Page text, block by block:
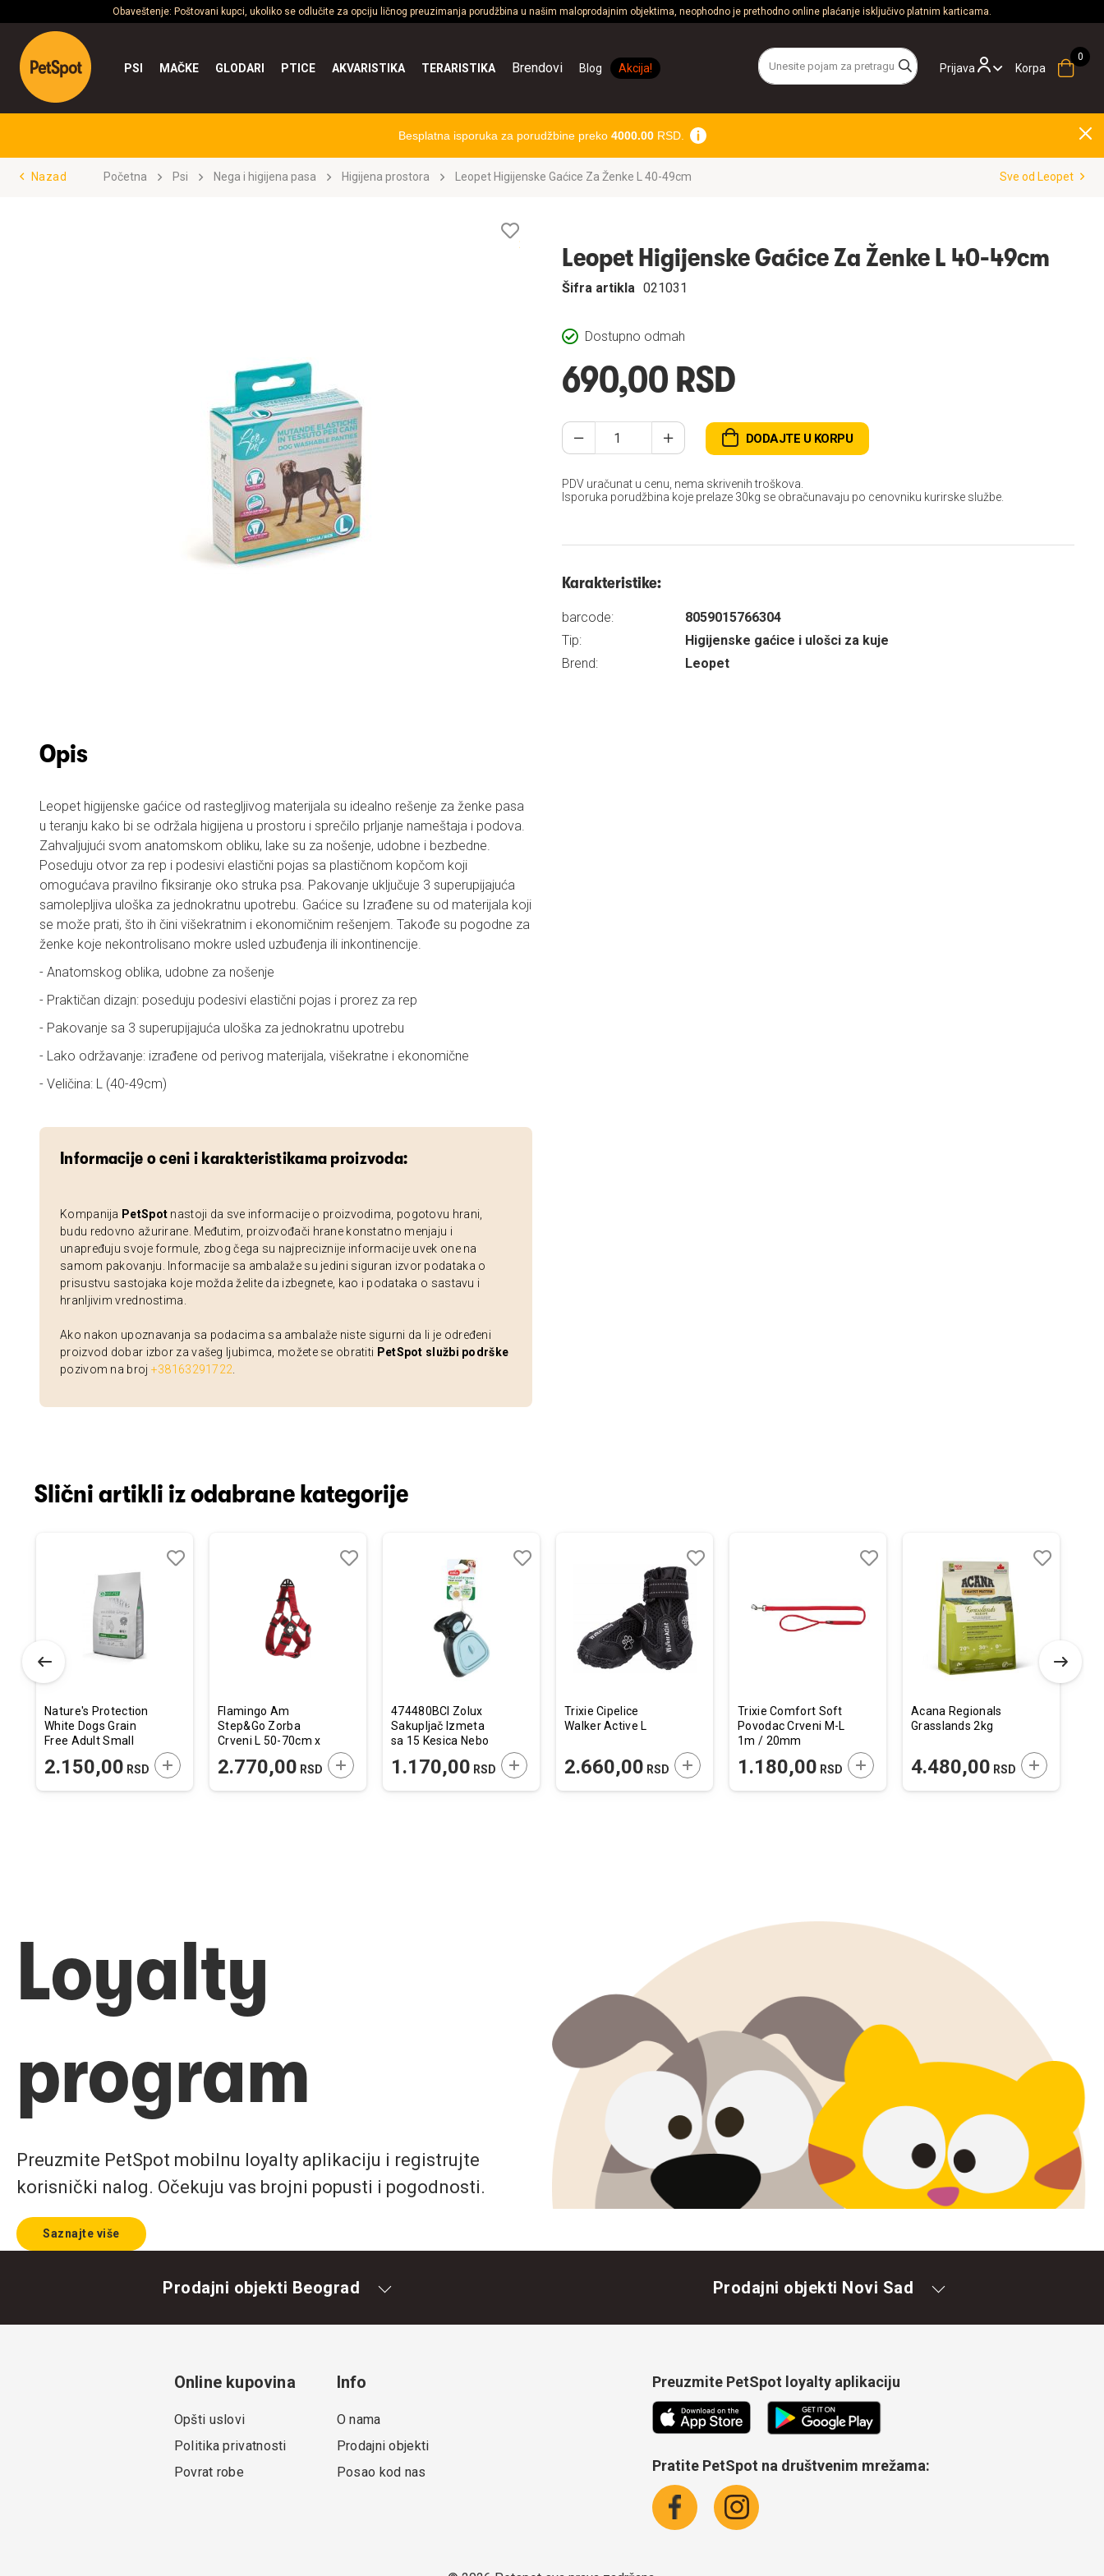
Obaveštenje: Poštovani kupci, ukoliko se odlučite za opciju ličnog preuzimanja porudžbina u našim maloprodajnim objektima, neophodno je prethodno online plaćanje isključivo platnim karticama.
Prijava
PSI MAČKE GLODARI PTICE AKVARISTIKA TERARISTIKA Brendovi Blog Akcija! Korpa
Besplatna isporuka za porudžbine preko 4000.00RSD.
Nazad Početna Psi Nega i higijena pasa Higijena prostora Leopet Higijenske Gaćice Za Ženke L 40-49cm Sve od Leopet
Opis
Leopet higijenske gaćice od rastegljivog materijala su idealno rešenje za ženke pasa
u teranju kako bi se održala higijena u prostoru i sprečilo prljanje nameštaja i podova.
Zahvaljujući svom anatomskom obliku, lake su za nošenje, udobne i bezbedne.
Poseduju otvor za rep i podesivi elastični pojas sa plastičnom kopčom koji
omogućava pravilno fiksiranje oko struka psa. Pakovanje uključuje 3 superupijajuća
samolepljiva uloška za jednokratnu upotrebu. Gaćice su Izrađene su od materijala koji
se može prati, što ih čini višekratnim i ekonomičnim rešenjem. Takođe su pogodne za
ženke koje nekontrolisano mokre usled uzbuđenja ili inkontinencije.
- Anatomskog oblika, udobne za nošenje
- Praktičan dizajn: poseduju podesivi elastični pojas i prorez za rep
- Pakovanje sa 3 superupijajuća uloška za jednokratnu upotrebu
- Lako održavanje: izrađene od perivog materijala, višekratne i ekonomične
- Veličina: L (40-49cm)
Informacije o ceni i karakteristikama proizvoda:
Kompanija PetSpot nastoji da sve informacije o proizvodima, pogotovu hrani,
budu redovno ažurirane. Međutim, proizvođači hrane konstatno menjaju i
unapređuju svoje formule, zbog čega su najpreciznije informacije uvek one na
samom pakovanju. Informacije sa ambalaže su jedini siguran izvor podataka o
prisustvu sastojaka koje možda želite da izbegnete, kao i podataka o sastavu i
hranljivim vrednostima.
Ako nakon upoznavanja sa podacima sa ambalaže niste sigurni da li je određeni
proizvod dobar izbor za vašeg ljubimca, možete se obratiti PetSpot službi podrške
pozivom na broj +38163291722
želja
Leopet Higijenske Gaćice Za Ženke L 40-49cm
Dostupno odmah
Šifra artikla 021031
690,00 RSD
DODAJTE U KORPU
PDV uračunat u cenu, nema skrivenih troškova.
Isporuka porudžbina koje prelaze 30kg se obračunavaju po cenovniku kurirske službe.
Karakteristike:
barcode:
8059015766304
Tip:
Higijenske gaćice i ulošci za kuje
Brend:
Leopet
Slični artikli iz odabrane kategorije
U KORPU
Nature's Protection
White Dogs Grain
Free Adult Small
2.150,00 RSD DODAJTE U KORPU
Flamingo Am
Step&Go Zorba
Crveni L 50-70cm x
2.770,00 RSD DODAJTE U KORPU
474480BCI Zolux
Sakupljač Izmeta
sa 15 Kesica Nebo
10,5x5x13,5cm
1.170,00 RSD DODAJTE U KORPU
Trixie Cipelice
Walker Active L
2.660,00 RSD DODAJTE U KORPU
Dodaj
u
listu
želja
Uporedi
Trixie Comfort Soft
Povodac Crveni M-L
1m / 20mm
1.180,00 RSD DODAJTE U KORPU
listu
želja
Acana Regionals
Grasslands 2kg
4.480,00 RSD DODAJTE U
Loyalty
program
Preuzmite PetSpot mobilnu loyalty aplikaciju i registrujte
korisnički nalog. Očekuju vas brojni popusti i pogodnosti.
Saznajte više
Prodajni objekti Beograd Prodajni objekti Novi Sad
Online kupovina
Opšti uslovi
Politika privatnosti
Povrat robe
Info
O nama
Prodajni objekti
Posao kod nas
Preuzmite PetSpot loyalty aplikaciju
Pratite PetSpot na društvenim mrežama: